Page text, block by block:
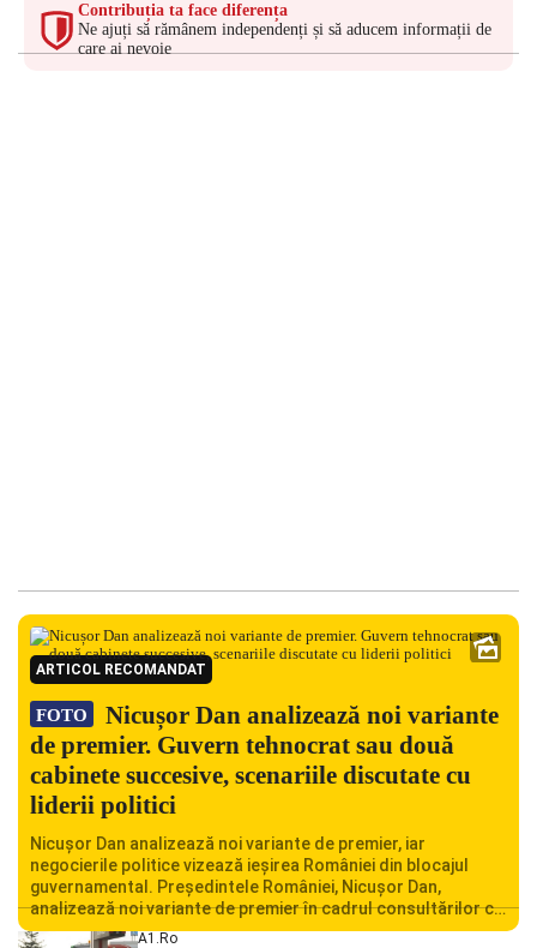
Contribuția ta face diferența
Ne ajuți să rămânem independenți și să aducem informații de
care ai nevoie
ARTICOL RECOMANDAT
FOTO
Nicușor Dan analizează noi variante
de premier. Guvern tehnocrat sau două
cabinete succesive, scenariile discutate cu
liderii politici
Nicușor Dan analizează noi variante de premier, iar
negocierile politice vizează ieșirea României din blocajul
guvernamental. Președintele României, Nicușor Dan,
analizează noi variante de premier în cadrul consultărilor cu
liderii politici. Ciprian Ciucu vorbește despre scenariul unui
A1.ro